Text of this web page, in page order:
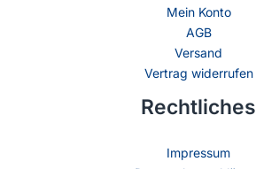
Mein Konto
AGB
Versand
Vertrag widerrufen
Rechtliches
Impressum